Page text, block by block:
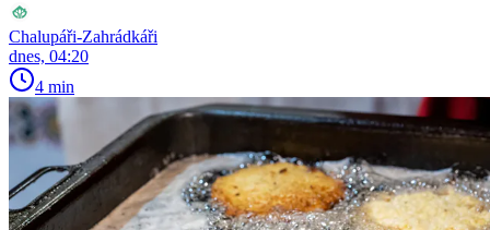
Chalupáři-Zahrádkáři
dnes, 04:20
4 min